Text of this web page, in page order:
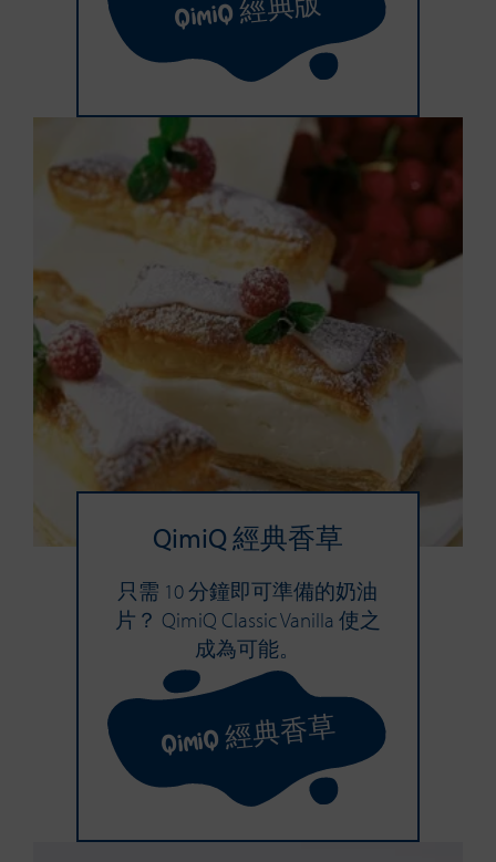
QimiQ 經典版
QimiQ 經典香草
只需 10 分鐘即可準備的奶油
片？ QimiQ Classic Vanilla 使之
成為可能。
QimiQ 經典香草